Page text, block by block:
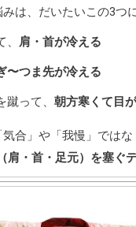
は、だいたいこの3つ
肩・首が冷える
〜つま先が冷える
って、 朝方寒くて目
合」や「我慢」ではな
肩・首・足元）を塞ぐ